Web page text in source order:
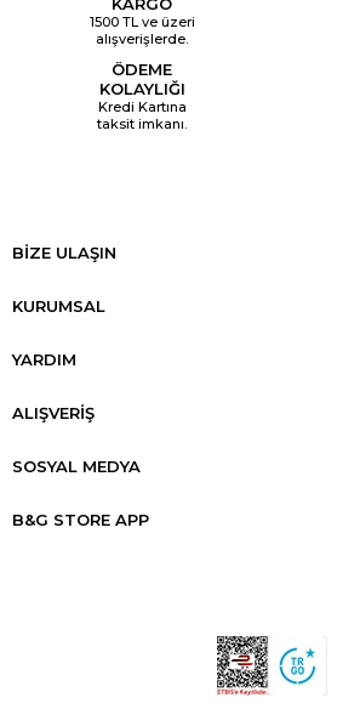
KARGO
1500 TL ve üzeri
alışverişlerde.
ÖDEME
KOLAYLIĞI
Kredi Kartına
taksit imkanı.
BİZE ULAŞIN
KURUMSAL
YARDIM
ALIŞVERİŞ
SOSYAL MEDYA
B&G STORE APP